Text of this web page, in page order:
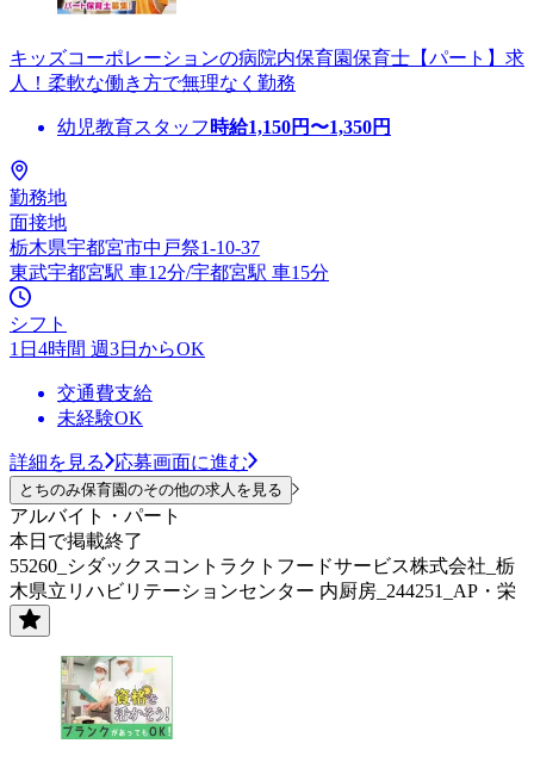
キッズコーポレーションの病院内保育園保育士【パート】求
人！柔軟な働き方で無理なく勤務
幼児教育スタッフ 時給1,150円〜1,350円
勤務地
面接地
栃木県宇都宮市中戸祭1-10-37
東武宇都宮駅 車12分/宇都宮駅 車15分
シフト
1日4時間 週3日からOK
交通費支給
未経験OK
詳細を見る 応募画面に進む
とちのみ保育園のその他の求人を見る
アルバイト・パート
本日で掲載終了
55260_シダックスコントラクトフードサービス株式会社_栃
木県立リハビリテーションセンター 内厨房_244251_AP・栄